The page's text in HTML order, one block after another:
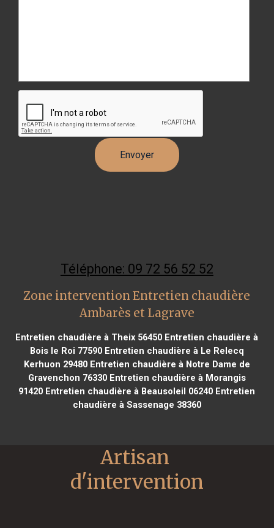
Téléphone: 09 72 56 52 52
Zone intervention Entretien chaudière
Ambarès et Lagrave
Entretien chaudière à Theix 56450 Entretien chaudière à
Bois le Roi 77590Entretien chaudière à Le Relecq
Kerhuon 29480Entretien chaudière à Notre Dame de
Gravenchon 76330Entretien chaudière à Morangis
91420 Entretien chaudière à Beausoleil 06240 Entretien
chaudière à Sassenage 38360
Artisan
d'intervention